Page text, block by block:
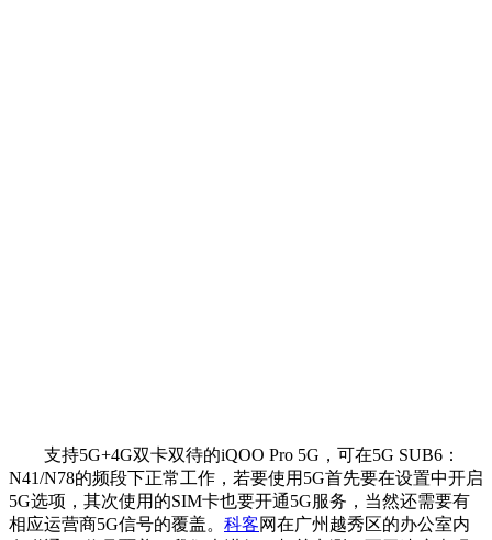
支持5G+4G双卡双待的iQOO Pro 5G，可在5G SUB6：
N41/N78的频段下正常工作，若要使用5G首先要在设置中开启
5G选项，其次使用的SIM卡也要开通5G服务，当然还需要有
相应运营商5G信号的覆盖。 科客网在广州越秀区的办公室内